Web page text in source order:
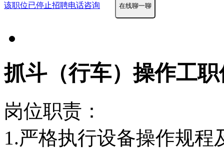
该职位已停止招聘电话咨询 在线聊一聊
抓斗（行车）操作工
岗位职责：
1.严格执行设备操作规